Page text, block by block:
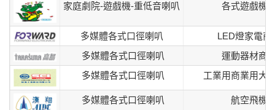
家庭劇院-遊戲機-重低音喇叭 各式遊戲機
多媒體各式口徑喇叭
LED燈家電
多媒體各式口徑喇叭
運動器材商
多媒體各式口徑喇叭
工業用商業用大
多媒體各式口徑喇叭 航空飛機